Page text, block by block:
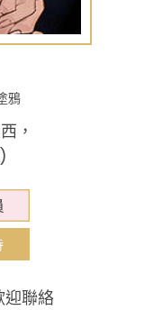
鴉
，
聯絡